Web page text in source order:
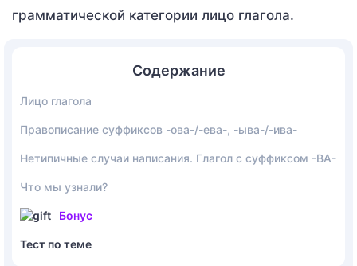
грамматической категории лицо глагола.
Содержание
Лицо глагола
Правописание суффиксов -ова-/-ева-, -ыва-/-ива-
Нетипичные случаи написания. Глагол с суффиксом -ВА-
Что мы узнали?
Бонус
Тест по теме